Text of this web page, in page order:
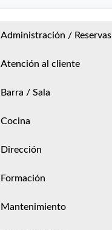
Administración / Reservas
Atención al cliente
Barra / Sala
Cocina
Dirección
Formación
Mantenimiento